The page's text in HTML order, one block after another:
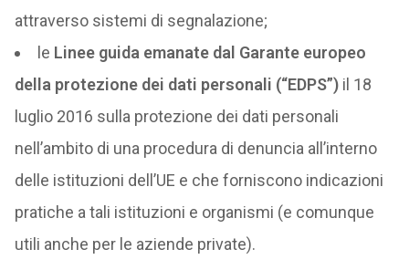
attraverso sistemi di segnalazione;
le Linee guida emanate dal Garante europeo
della protezione dei dati personali (“EDPS”)il 18
luglio 2016 sulla protezione dei dati personali
nell’ambito di una procedura di denuncia all’interno
delle istituzioni dell’UE e che forniscono indicazioni
pratiche a tali istituzioni e organismi (e comunque
utili anche per le aziende private).